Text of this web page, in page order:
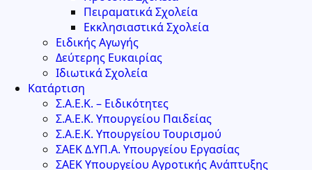
Πειραματικά Σχολεία
Εκκλησιαστικά Σχολεία
Ειδικής Αγωγής
Δεύτερης Ευκαιρίας
Ιδιωτικά Σχολεία
Κατάρτιση
Σ.Α.Ε.Κ. – Ειδικότητες
Σ.Α.Ε.Κ. Υπουργείου Παιδείας
Σ.Α.Ε.Κ. Υπουργείου Τουρισμού
ΣΑΕΚ Δ.ΥΠ.Α. Υπουργείου Εργασίας
ΣΑΕΚ Υπουργείου Αγροτικής Ανάπτυξης